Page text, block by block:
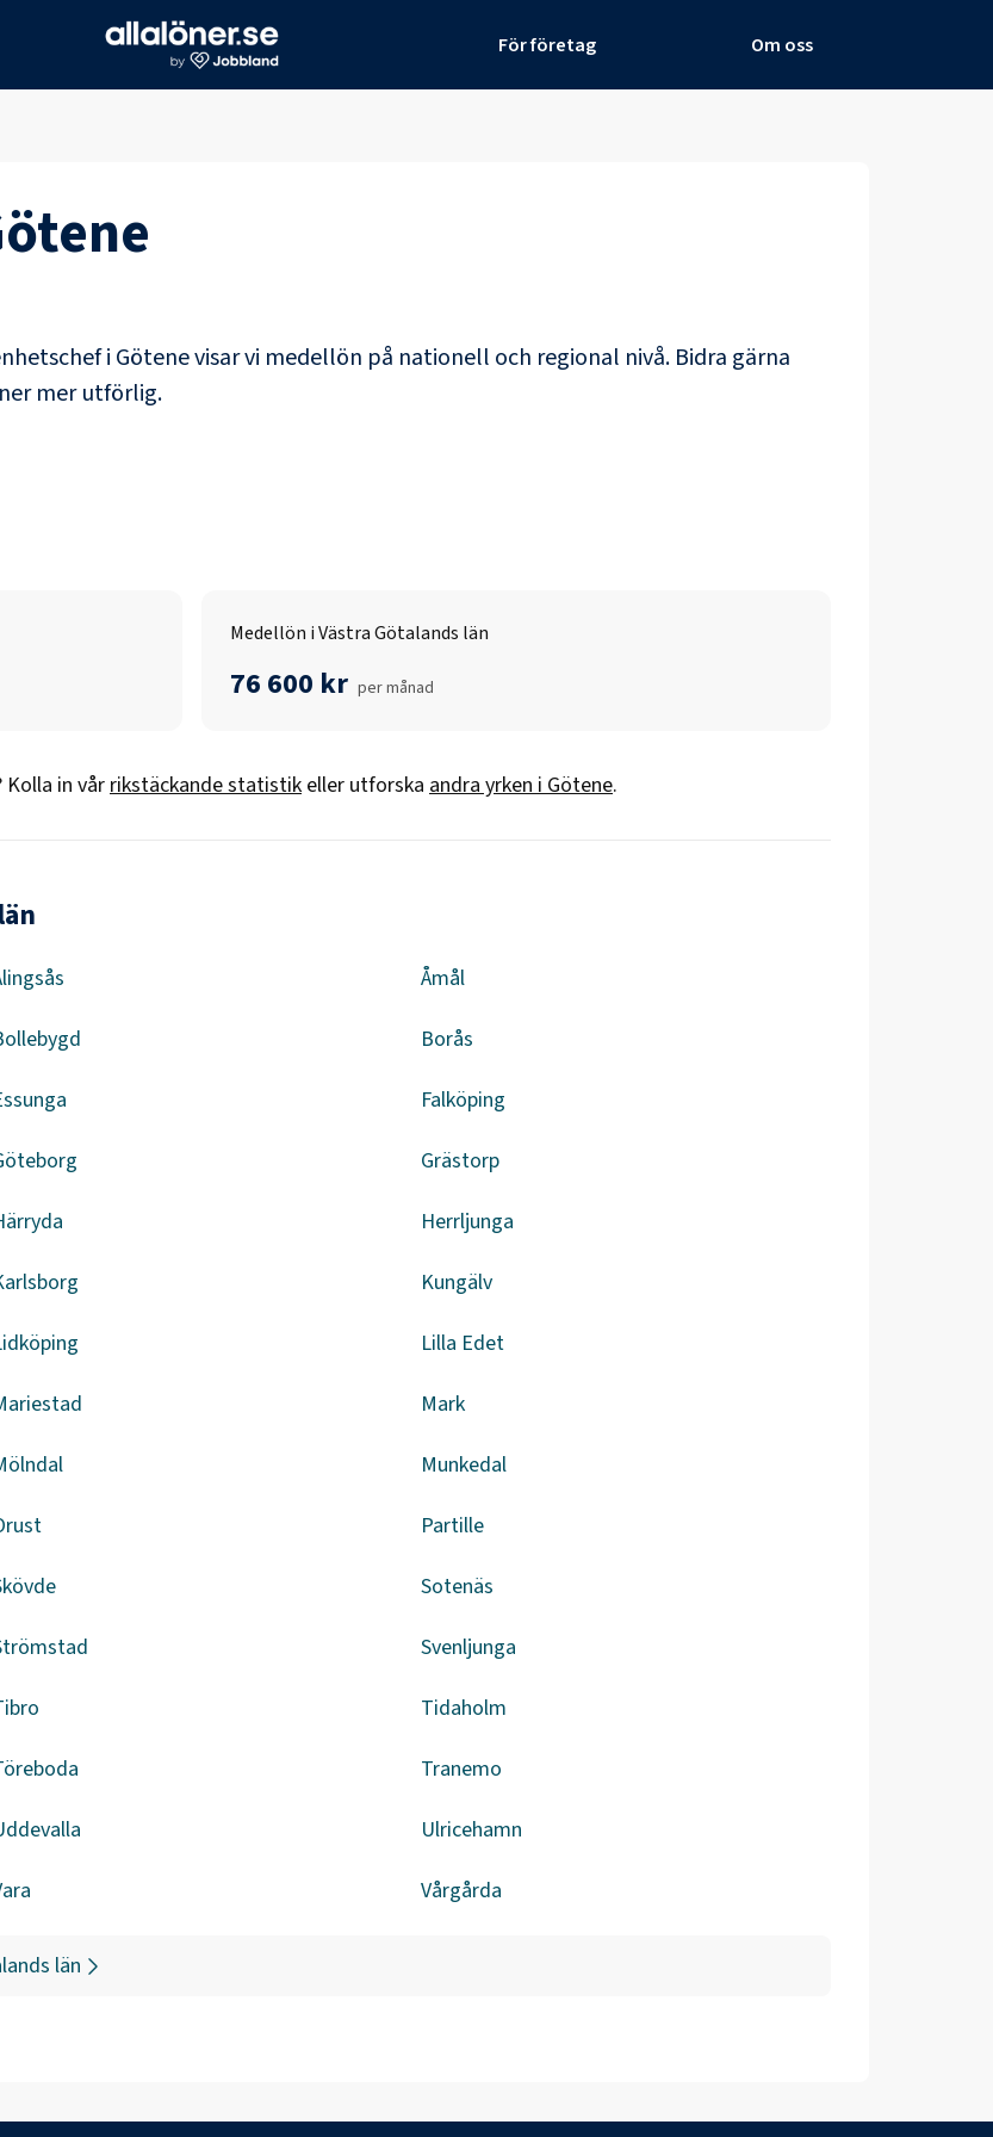
För företag Om oss
i Götenevisar vi medellön på nationell och regional nivå. Bidra gärna
mer utförlig.
Medellön i Västra Götalands län
76 600 kr per månad
Kolla in vårrikstäckande statistik eller utforska andra yrken iGötene.
Åmål
Borås
Falköping
Grästorp
Herrljunga
Kungälv
Lilla Edet
Mark
Munkedal
Partille
Sotenäs
Svenljunga
Tidaholm
Tranemo
Ulricehamn
Vårgårda
län